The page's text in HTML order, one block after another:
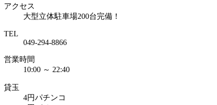
アクセス
大型立体駐車場200台完備！
TEL
049-294-8866
営業時間
10:00 ～ 22:40
貸玉
4円パチンコ